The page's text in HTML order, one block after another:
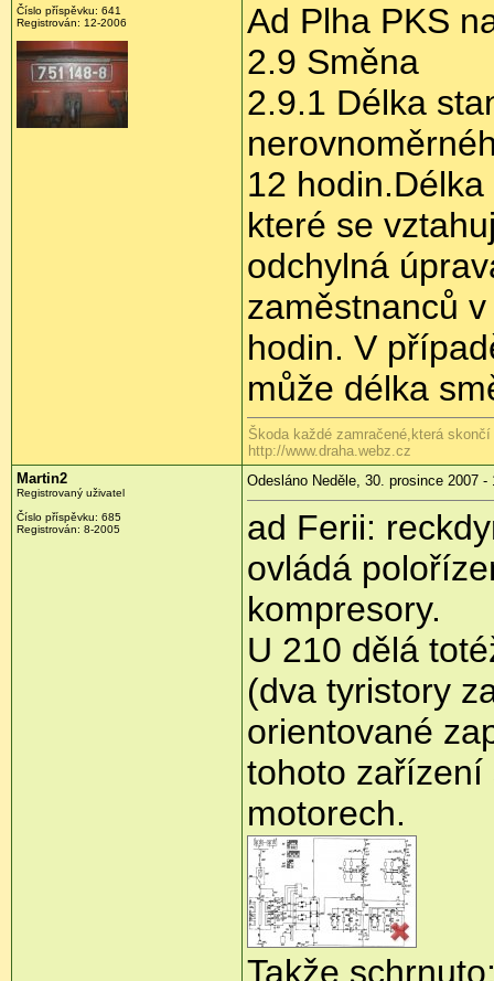
Číslo příspěvku: 641
Registrován: 12-2006
Ad Plha PKS
2.9 Směna
2.9.1 Délka
12
které se
odchylná
zaměstnanců
hodin. V
může délka
Škoda každé zamračené,která
http://www.draha.webz.cz
Martin2
Registrovaný uživatel
Číslo příspěvku: 685
Registrován: 8-2005
Odesláno Neděle, 30. prosince 2007 -
ad Ferii:
ovládá
kompresory.
U 210 dělá
(dva tyristory
orientované
tohoto zařízení
motorech.
Takže